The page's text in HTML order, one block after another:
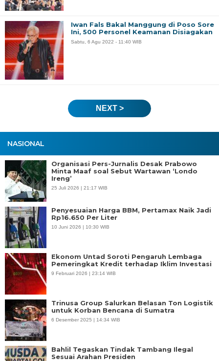
NASIONAL
Organisasi Pers-Jurnalis Desak Prabowo
Minta Maaf soal Sebut Wartawan ‘Londo
Ireng’
25 Juli 2026 | 21:17 WIB
Penyesuaian Harga BBM, Pertamax Naik Jadi
Rp16.650 Per Liter
10 Juni 2026 | 10:30 WIB
Ekonom Untad Soroti Pengaruh Lembaga
Pemeringkat Kredit terhadap Iklim Investasi
9 Februari 2026 | 23:14 WIB
Trinusa Group Salurkan Belasan Ton Logistik
untuk Korban Bencana di Sumatra
6 Desember 2025 | 14:34 WIB
Bahlil Tegaskan Tindak Tambang Ilegal
Sesuai Arahan Presiden
Iwan Fals Bakal Manggung di Poso Sore
Ini, 500 Personel Keamanan Disiagakan
Sabtu, 6 Agu 2022 - 11:40 WIB
NEXT >